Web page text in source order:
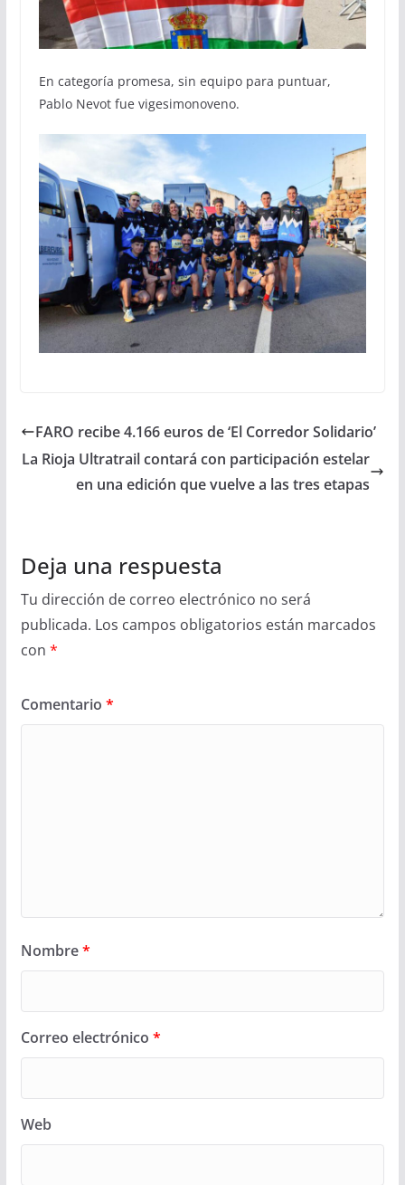
En categoría promesa, sin equipo para puntuar,
Pablo Nevot fue vigesimonoveno.
FARO recibe 4.166 euros de ‘El Corredor Solidario’
La Rioja Ultratrail contará con participación estelar
en una edición que vuelve a las tres etapas
Deja una respuesta
Tu dirección de correo electrónico no será
publicada. Los campos obligatorios están marcados
con *
Comentario *
Nombre*
Correo electrónico *
Web